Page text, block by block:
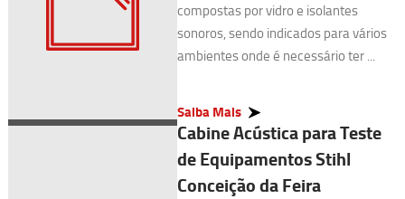
compostas por vidro e isolantes
sonoros, sendo indicados para vários
ambientes onde é necessário ter ...
Saiba Mais
Cabine Acústica para Teste
de Equipamentos Stihl
Conceição da Feira